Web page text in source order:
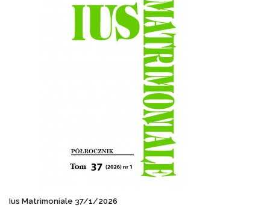
Ius Matrimoniale 37/1/2026